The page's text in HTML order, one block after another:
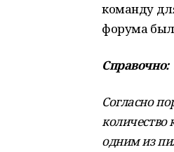
команду
форума
Справочно:
Согласно
количество
одним из